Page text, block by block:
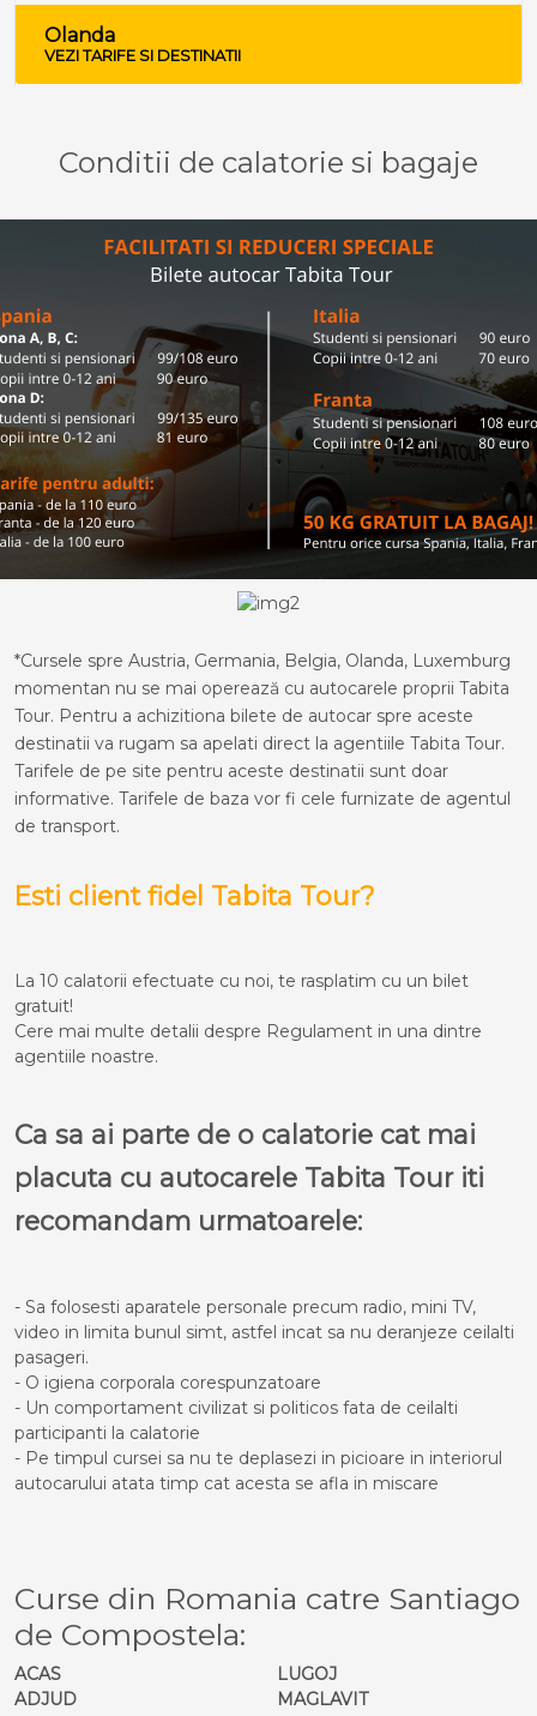
Olanda
VEZI TARIFE SI DESTINATII
Conditii de calatorie si bagaje
*Cursele spre Austria, Germania, Belgia, Olanda, Luxemburg
momentan nu se mai operează cu autocarele proprii Tabita
Tour. Pentru a achizitiona bilete de autocar spre aceste
destinatii va rugam sa apelati direct la agentiile Tabita Tour.
Tarifele de pe site pentru aceste destinatii sunt doar
informative. Tarifele de baza vor fi cele furnizate de agentul
de transport.
Esti client fidel Tabita Tour?
La 10 calatorii efectuate cu noi, te rasplatim cu un bilet
gratuit!
Cere mai multe detalii despre Regulament in una dintre
agentiile noastre.
Ca sa ai parte de o calatorie cat mai
placuta cu autocarele Tabita Tour iti
recomandam urmatoarele:
- Sa folosesti aparatele personale precum radio, mini TV,
video in limita bunul simt, astfel incat sa nu deranjeze ceilalti
pasageri.
- O igiena corporala corespunzatoare
- Un comportament civilizat si politicos fata de ceilalti
participanti la calatorie
- Pe timpul cursei sa nu te deplasezi in picioare in interiorul
autocarului atata timp cat acesta se afla in miscare
Curse din Romania catre Santiago
de Compostela:
ACAS
ADJUD
LUGOJ
MAGLAVIT